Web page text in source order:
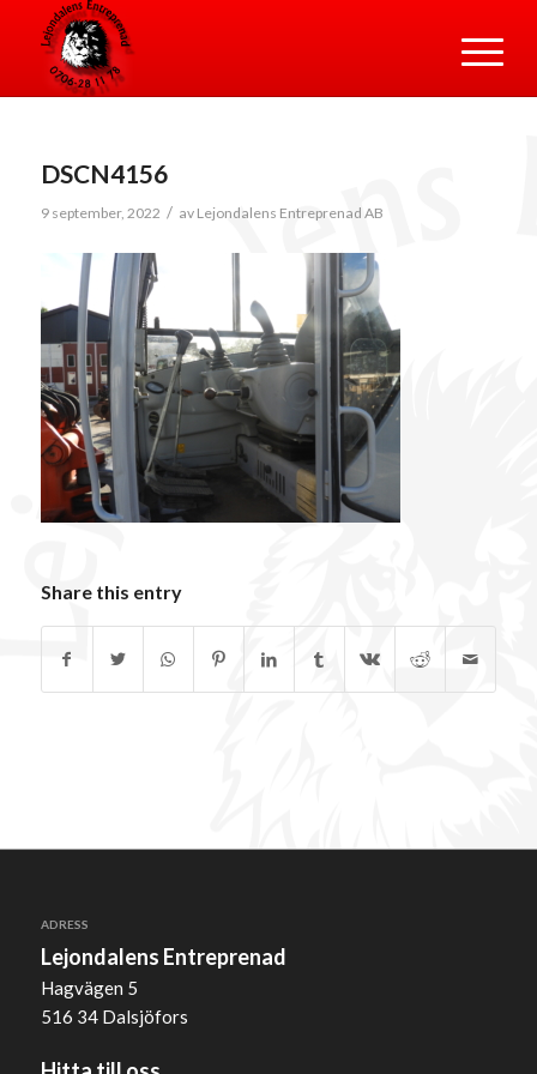
DSCN4156
9 september, 2022 / av Lejondalens Entreprenad AB
Share this entry
ADRESS
Lejondalens Entreprenad
Hagvägen 5
516 34 Dalsjöfors